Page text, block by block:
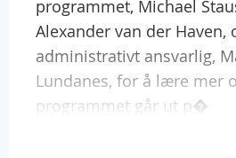
programmet, Michael
Alexander van der Haven,
administrativt ansvarlig,
Lundanes, for å lære mer
programmet går ut p�